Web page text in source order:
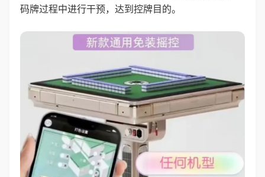
码牌过程中进行干预，达到控牌目的。